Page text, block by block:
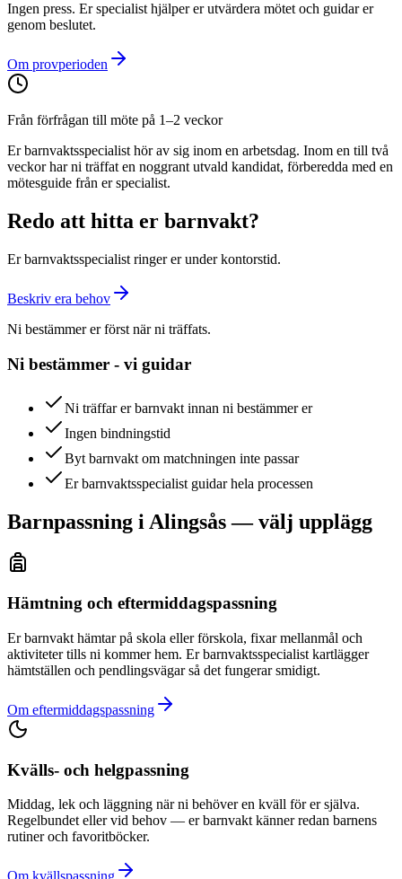
Ingen press. Er specialist hjälper er utvärdera mötet och guidar er
genom beslutet.
Om provperioden
Från förfrågan till möte på 1–2 veckor
Er barnvaktsspecialist hör av sig inom en arbetsdag. Inom en till två
veckor har ni träffat en noggrant utvald kandidat, förberedda med en
mötesguide från er specialist.
Redo att hitta er barnvakt?
Er barnvaktsspecialist ringer er under kontorstid.
Beskriv era behov
Ni bestämmer er först när ni träffats.
Ni bestämmer - vi guidar
Ni träffar er barnvakt innan ni bestämmer er
Ingen bindningstid
Byt barnvakt om matchningen inte passar
Er barnvaktsspecialist guidar hela processen
Barnpassning i Alingsås — välj upplägg
Hämtning och eftermiddagspassning
Er barnvakt hämtar på skola eller förskola, fixar mellanmål och
aktiviteter tills ni kommer hem. Er barnvaktsspecialist kartlägger
hämtställen och pendlingsvägar så det fungerar smidigt.
Om eftermiddagspassning
Kvälls- och helgpassning
Middag, lek och läggning när ni behöver en kväll för er själva.
Regelbundet eller vid behov — er barnvakt känner redan barnens
rutiner och favoritböcker.